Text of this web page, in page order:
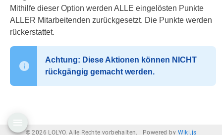
Mithilfe dieser Option werden ALLE eingelösten Punkte
ALLER Mitarbeitenden zurückgesetzt. Die Punkte werden
rückerstattet.
Achtung: Diese Aktionen können NICHT
rückgängig gemacht werden.
© 2026 LOLYO. Alle Rechte vorbehalten. | Powered by Wiki.js